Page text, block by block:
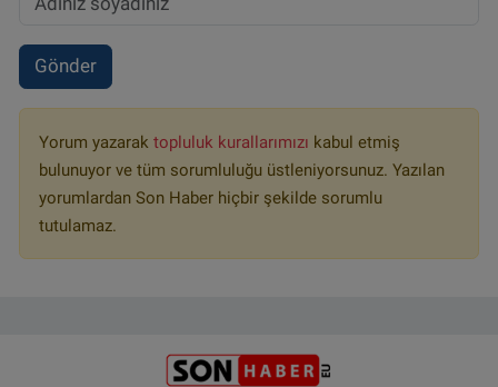
Gönder
Yorum yazarak topluluk kurallarımızı kabul etmiş
bulunuyor ve tüm sorumluluğu üstleniyorsunuz. Yazılan
yorumlardan Son Haber hiçbir şekilde sorumlu
tutulamaz.